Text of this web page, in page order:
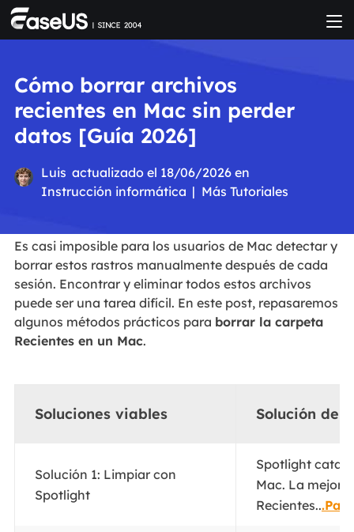
Cómo borrar archivos
recientes en Mac sin perder
datos [Guía 2026]
Luis actualizado el 18/06/2026 en
Instrucción informática | Más Tutoriales
Es casi imposible para los usuarios de Mac detectar y
borrar estos rastros manualmente después de cada
sesión. Encontrar y eliminar todos estos archivos
puede ser una tarea difícil. En este post, repasaremos
algunos métodos prácticos para borrar la carpeta
Recientes en un Mac.
Soluciones viables Solución de
Solución 1: Limpiar con
Spotlight
Spotlight
Mac. La mejor
Recientes..